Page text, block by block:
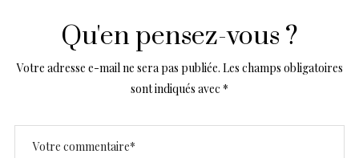
Qu'en pensez-vous ?
Votre adresse e-mail ne sera pas publiée. Les champs obligatoires
sont indiqués avec *